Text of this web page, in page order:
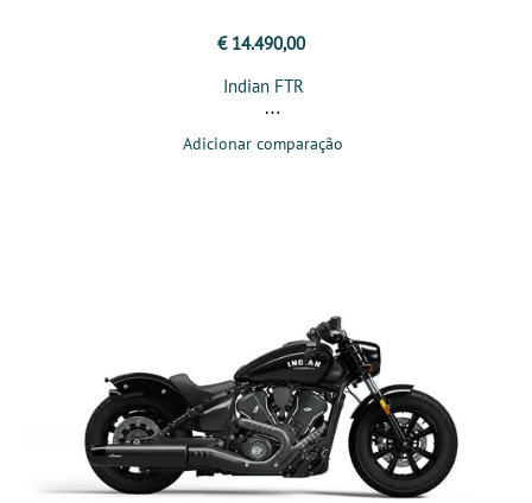
€ 14.490,00
Indian FTR
Adicionar comparação